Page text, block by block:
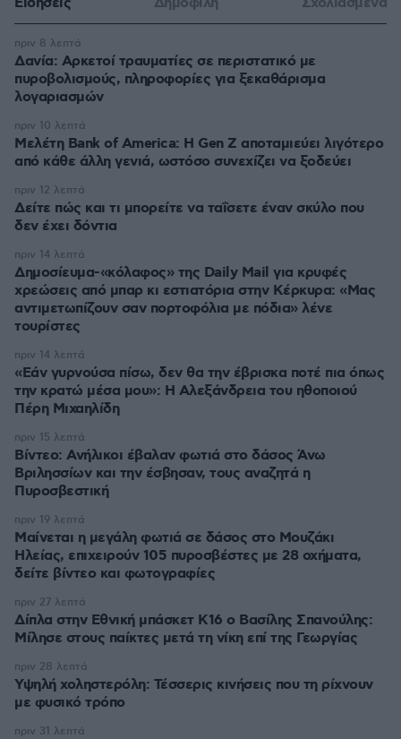
Δανία: Αρκετοί τραυματίες σε περιστατικό με
πυροβολισμούς, πληροφορίες για ξεκαθάρισμα
λογαριασμών
πριν 8 λεπτά
Μελέτη Bank of America: Η Gen Z αποταμιεύει λιγότερο
από κάθε άλλη γενιά, ωστόσο συνεχίζει να ξοδεύει
πριν 10 λεπτά
Δείτε πώς και τι μπορείτε να ταΐσετε έναν σκύλο που
δεν έχει δόντια
πριν 12 λεπτά
Δημοσίευμα-«κόλαφος» της Daily Mail για κρυφές
χρεώσεις από μπαρ κι εστιατόρια στην Κέρκυρα: «Μας
αντιμετωπίζουν σαν πορτοφόλια με πόδια» λένε
τουρίστες
πριν 14 λεπτά
«Εάν γυρνούσα πίσω, δεν θα την έβρισκα ποτέ πια όπως
την κρατώ μέσα μου»: Η Αλεξάνδρεια του ηθοποιού
Πέρη Μιχαηλίδη
πριν 14 λεπτά
Βίντεο: Ανήλικοι έβαλαν φωτιά στο δάσος Άνω
Βριλησσίων και την έσβησαν, τους αναζητά η
Πυροσβεστική
πριν 15 λεπτά
Μαίνεται η μεγάλη φωτιά σε δάσος στο Μουζάκι
Ηλείας, επιχειρούν 105 πυροσβέστες με 28 οχήματα,
δείτε βίντεο και φωτογραφίες
πριν 19 λεπτά
Δίπλα στην Εθνική μπάσκετ Κ16 ο Βασίλης Σπανούλης:
Μίλησε στους παίκτες μετά τη νίκη επί της Γεωργίας
πριν 27 λεπτά
Υψηλή χοληστερόλη: Τέσσερις κινήσεις που τη ρίχνουν
με φυσικό τρόπο
πριν 28 λεπτά
πριν 31 λεπτά